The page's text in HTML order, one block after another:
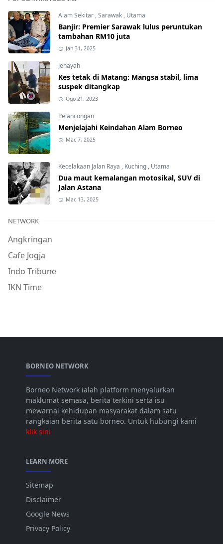
Alam Sekitar,Sarawak, Utama
Banjir: Premier Sarawak lulus peruntukan
tambahan RM10 juta
Jan 31, 2025
Jenayah
Kes tetak di Matang: Mangsa stabil, lima
suspek ditangkap
Ogo 21, 2023
Pelancongan
Menjelajahi Keindahan Alam Borneo
Mac 7, 2025
Kecelakaan Jalan Raya , Kuching, Utama
Dua maut kemalangan motosikal, SUV di
Jalan Astana
Mac 13, 2025
NETWORK
Angkringan
Cafe Jogja
Indo Tribune
IKN Time
BORNEO NETWORK
Borneo Network ialah platform menyalurkan
maklumat semasa, berita terkini serta isu
mewarnai kehidupan masyarakat dalam satu
rangkaian berita satu borneo. Untuk hubungi kami
klik sini
LEARN MORE
Sitemap
Disclaimer
Google News
Privacy Policy